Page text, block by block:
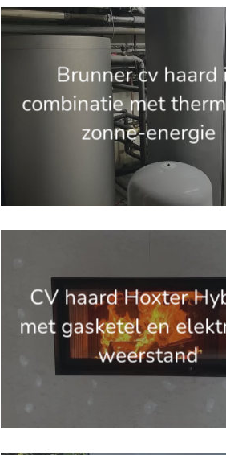
'.get_the_title().'
Brunner cv haard
combinatie met
zonne-energie
CV haard Hoxter
met gasketel en
weerstand